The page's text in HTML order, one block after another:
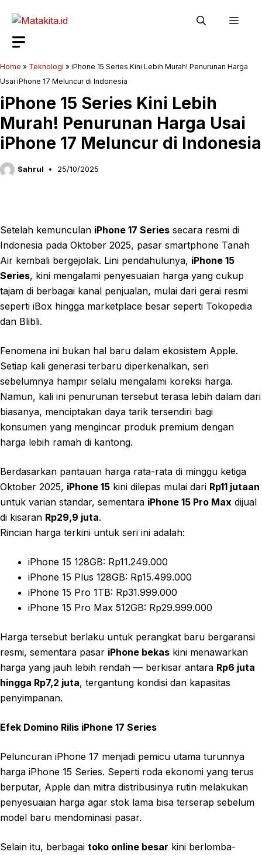
Home » Teknologi » iPhone 15 Series Kini Lebih Murah! Penurunan Harga
Usai iPhone 17 Meluncur di Indonesia
iPhone 15 Series Kini Lebih
Murah! Penurunan Harga Usai
iPhone 17 Meluncur di Indonesia
Sahrul 25/10/2025
Setelah kemunculan iPhone 17 Series secara resmi di
Indonesia pada Oktober 2025, pasar smartphone Tanah
Air kembali bergejolak. Lini pendahulunya, iPhone 15
Series, kini mengalami penyesuaian harga yang cukup
tajam di berbagai kanal penjualan, mulai dari gerai resmi
seperti iBox hingga marketplace besar seperti Tokopedia
dan Blibli.
Fenomena ini bukan hal baru dalam ekosistem Apple.
Setiap kali generasi terbaru diperkenalkan, seri
sebelumnya hampir selalu mengalami koreksi harga.
Namun, kali ini penurunan tersebut terasa lebih dalam dari
biasanya, menciptakan daya tarik tersendiri bagi
konsumen yang mengincar produk premium dengan
harga lebih ramah di kantong.
Berdasarkan pantauan harga rata-rata di minggu ketiga
Oktober 2025, iPhone 15 kini dilepas mulai dari Rp11 jutaan
untuk varian standar, sementara iPhone 15 Pro Max dijual
di kisaran Rp29,9 juta.
Rincian harga terkini untuk seri ini adalah:
iPhone 15 128GB: Rp11.249.000
iPhone 15 Plus 128GB: Rp15.499.000
iPhone 15 Pro 1TB: Rp31.999.000
iPhone 15 Pro Max 512GB: Rp29.999.000
Harga tersebut berlaku untuk perangkat baru bergaransi
resmi, sementara pasar iPhone bekas kini menawarkan
harga yang jauh lebih rendah — berkisar antara Rp6 juta
hingga Rp7,2 juta, tergantung kondisi dan kapasitas
penyimpanan.
Efek Domino Rilis iPhone 17 Series
Peluncuran iPhone 17 menjadi pemicu utama turunnya
harga iPhone 15 Series. Seperti roda ekonomi yang terus
berputar, Apple dan mitra distribusinya rutin melakukan
penyesuaian harga agar stok lama bisa terserap sebelum
model baru mendominasi pasar.
Selain itu, berbagai toko online besar kini berlomba-